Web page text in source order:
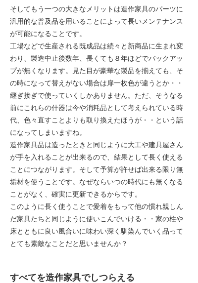
そしてもう一つの大きなメリットは造作家具のパーツに
汎用的な普及品を用いることによって長いメンテナンス
が可能になることです。
工場などで生産される既成品は続々と新商品に生まれ変
わり、製造中止後数年、長くても８年ほどでバックアッ
プが無くなります。見た目が豪華な製品を揃えても、そ
の時になって替えがない場合は扉一枚色が違うとか・・
継ぎ接ぎで使っていくしかありません。ただ、そうなる
前にこれらの什器は今や消耗品として考えられている時
代、色々直すことよりも取り換えたほうが・・という話
になってしまいますね。
造作家具品は造ったときと同じように大工や建具屋さん
が手を入れることが出来るので、結果として長く使える
ことにつながります。そして予算が許せば出来る限り無
垢材を使うことです。なぜならいつの時代にも無くなる
ことがなく、確実に更新できるからです。
このように長く使うことで愛着をもって他の慣れ親しん
だ家具たちと同じように使いこんでいける・・家の柱や
床とともに良い風合いに味わい深く馴染んでいく品って
とても素敵なことだと思いませんか？
すべてを造作家具でしつらえる